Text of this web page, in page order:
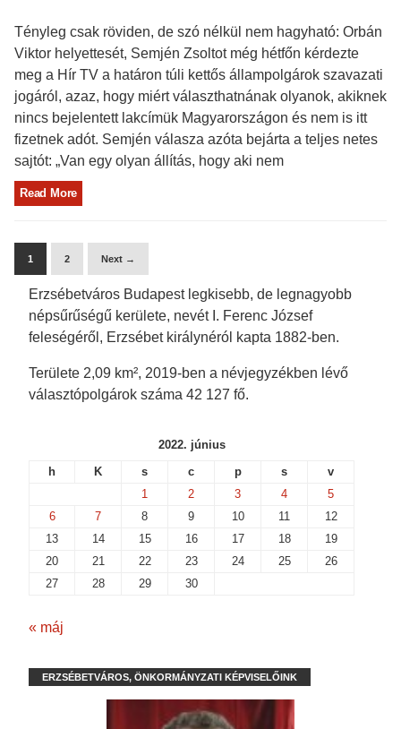
Tényleg csak röviden, de szó nélkül nem hagyható: Orbán
Viktor helyettesét, Semjén Zsoltot még hétfőn kérdezte
meg a Hír TV a határon túli kettős állampolgárok szavazati
jogáról, azaz, hogy miért választhatnának olyanok, akiknek
nincs bejelentett lakcímük Magyarországon és nem is itt
fizetnek adót. Semjén válasza azóta bejárta a teljes netes
sajtót: „Van egy olyan állítás, hogy aki nem
Read More
1 2 Next →
Erzsébetváros Budapest legkisebb, de legnagyobb
népsűrűségű kerülete, nevét I. Ferenc József
feleségéről, Erzsébet királynéról kapta 1882-ben.
Területe 2,09 km², 2019-ben a névjegyzékben lévő
választópolgárok száma 42 127 fő.
2022. június
h
K s c p s
v
1
2 3 4
5
6
7 8 9 10 11
12
13
14 15 16 17 18
19
20
21 22 23 24 25
26
27
28 29 30
« máj
ERZSÉBETVÁROS, ÖNKORMÁNYZATI KÉPVISELŐINK